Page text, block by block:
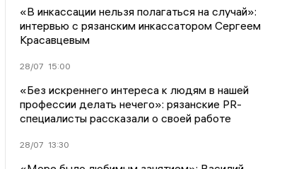
«В инкассации нельзя полагаться на случай»:
интервью с рязанским инкассатором Сергеем
Красавцевым
28/07 15:00
«Без искреннего интереса к людям в нашей
профессии делать нечего»: рязанские PR-
специалисты рассказали о своей работе
28/07 13:30